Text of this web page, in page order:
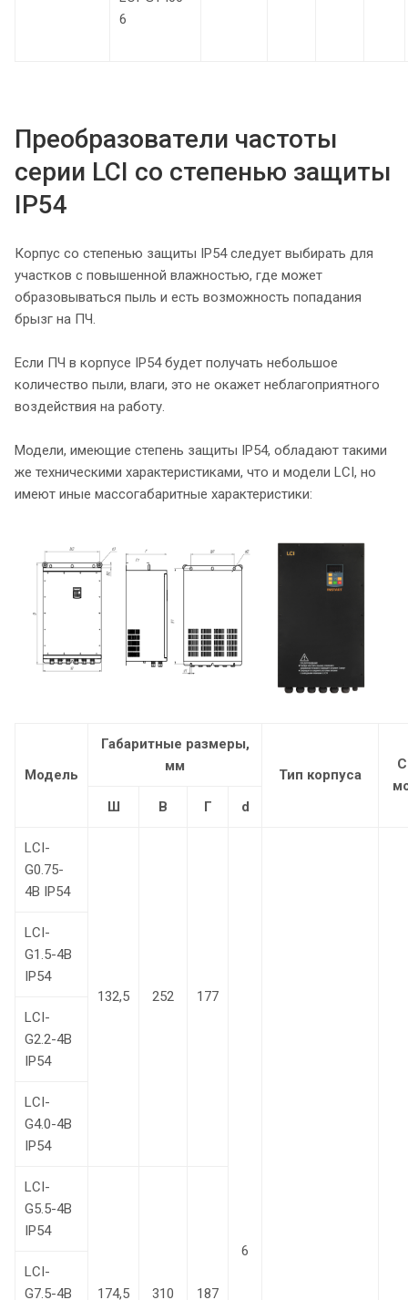
6
Преобразователи частоты
серии LCI со степенью защиты
IP54
Корпус со степенью защиты IP54 следует выбирать для
участков с повышенной влажностью, где может
образовываться пыль и есть возможность попадания
брызг на ПЧ.
Если ПЧ в корпусе IP54 будет получать небольшое
количество пыли, влаги, это не окажет неблагоприятного
воздействия на работу.
Модели, имеющие степень защиты IP54, обладают такими
же техническими характеристиками, что и модели LCI, но
имеют иные массогабаритные характеристики:
Модель
Габаритные размеры,
мм
Тип корпуса
Ш
В Г d
LCI-
G0.75-
4B IP54
132,5 252 177
6
LCI-
G1.5-4B
IP54
LCI-
G2.2-4B
IP54
LCI-
G4.0-4B
IP54
LCI-
G5.5-4B
IP54
174,5 310 187
LCI-
G7.5-4B